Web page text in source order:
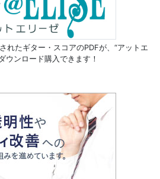
れたギター・スコアのPDFが、 “アットエ
ウンロード購入できます！